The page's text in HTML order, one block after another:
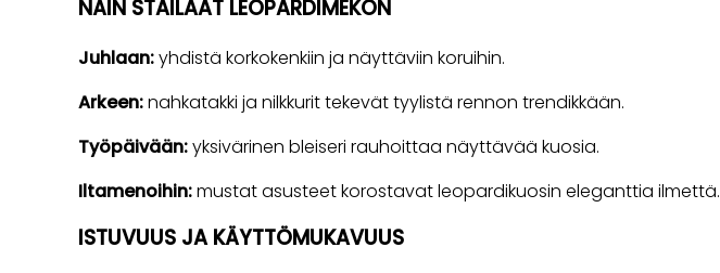
NÄIN STAILAAT LEOPARDIMEKON
Juhlaan:yhdistä korkokenkiin ja näyttäviin koruihin.
Arkeen:nahkatakki ja nilkkurit tekevät tyylistä rennon trendikkään.
Työpäivään:yksivärinen bleiseri rauhoittaa näyttävää kuosia.
Iltamenoihin:mustat asusteet korostavat leopardikuosin eleganttia ilmettä.
ISTUVUUS JA KÄYTTÖMUKAVUUS